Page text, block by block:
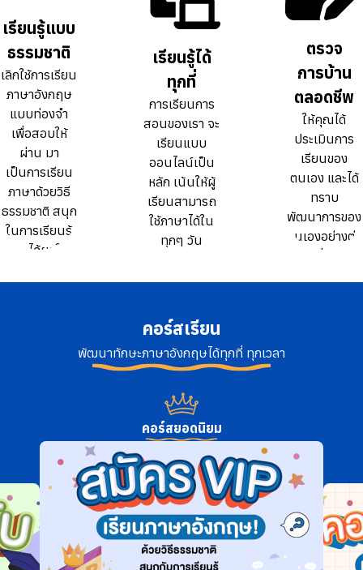
ธรรมดา 10
เท่า
ธรรมดา 10
เท่า
เรียนรู้แบบ
ธรรมชาติ
เลิกใช้การเรียน
ภาษาอังกฤษ
แบบท่องจำ
เพื่อสอบให้
ผ่าน มา
เป็นการเรียน
ภาษาด้วยวิธี
ธรรมชาติ สนุก
ในการเรียนรู้
และได้ผลใน
เรียนรู้แบบ
ธรรมชาติ
เลิกใช้การเรียน
ภาษาอังกฤษ
แบบท่องจำ
เพื่อสอบให้
ผ่าน มา
เป็นการเรียน
ภาษาด้วยวิธี
ธรรมชาติ สนุก
ในการเรียนรู้
และได้ผลใน
เรียนรู้ได้
ทุกที่
การเรียนการ
สอนของเรา จะ
เรียนแบบ
ออนไลน์เป็น
หลัก เน้นให้ผู้
เรียนสามารถ
ใช้ภาษาได้ใน
ทุกๆ วัน
เรียนรู้ได้
ทุกที่
การเรียนการ
สอนของเรา จะ
เรียนแบบ
ออนไลน์เป็น
หลัก เน้นให้ผู้
เรียนสามารถ
ใช้ภาษาได้ใน
ทุกๆ วัน
ตรวจ
การบ้าน
ตลอดชีพ
ให้คุณได้
ประเมินการ
เรียนของ
ตนเอง และได้
ทราบ
พัฒนาการของ
ตนเองอย่างต่อ
เนื่อง
ตรวจ
การบ้าน
ตลอดชีพ
ให้คุณได้
ประเมินการ
เรียนของ
ตนเอง และได้
ทราบ
พัฒนาการของ
ตนเองอย่างต่อ
เนื่อง
คอร์สเรียน
พัฒนาทักษะภาษาอังกฤษได้ทุกที่ ทุกเวลา
คอร์สยอดนิยม